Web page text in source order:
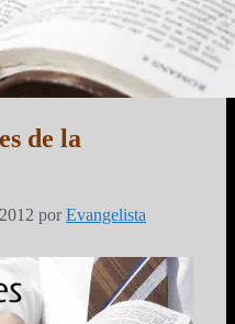
de la
porEvangelista